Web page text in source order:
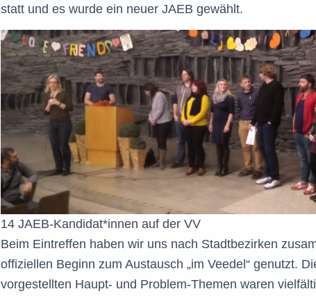
statt und es wurde ein neuer JAEB gewählt.
14 JAEB-Kandidat*innen auf der VV
Beim Eintreffen haben wir uns nach Stadtbezirken
offiziellen Beginn zum Austausch „im Veedel“ genutzt.
vorgestellten Haupt- und Problem-Themen waren